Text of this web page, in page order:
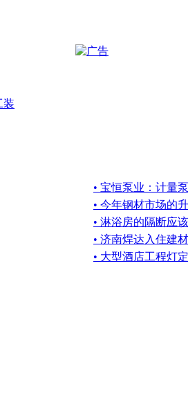
装
• 宝恒泵业：计量
• 今年钢材市场的
• 淋浴房的隔断应
• 济南焊达入住建
• 大型酒店工程灯